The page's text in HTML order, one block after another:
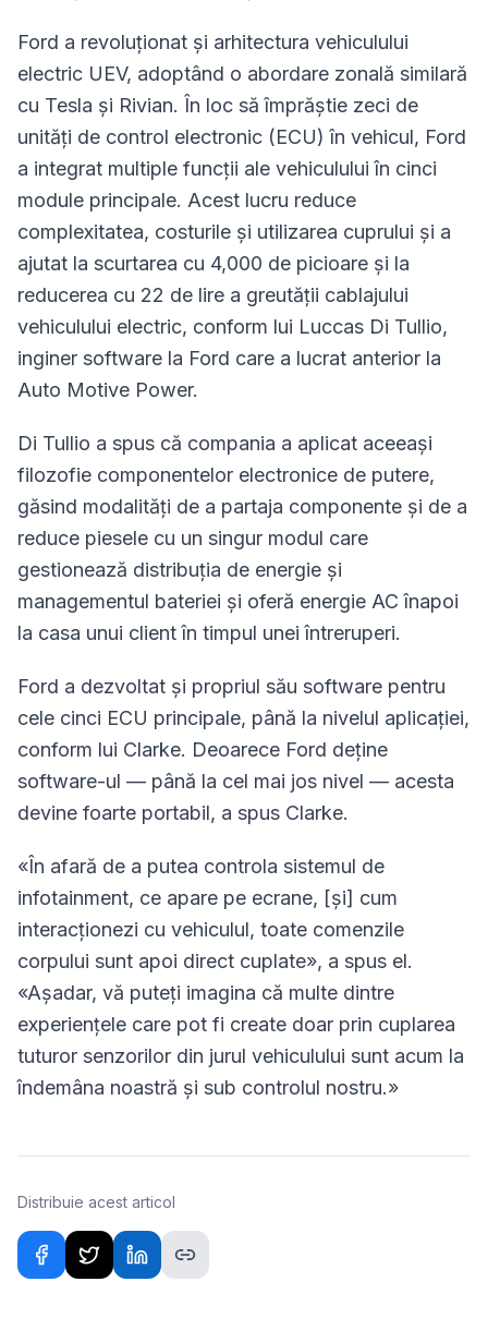
Ford a revoluționat și arhitectura vehiculului
electric UEV, adoptând o abordare zonală similară
cu Tesla și Rivian. În loc să împrăștie zeci de
unități de control electronic (ECU) în vehicul, Ford
a integrat multiple funcții ale vehiculului în cinci
module principale. Acest lucru reduce
complexitatea, costurile și utilizarea cuprului și a
ajutat la scurtarea cu 4,000 de picioare și la
reducerea cu 22 de lire a greutății cablajului
vehiculului electric, conform lui Luccas Di Tullio,
inginer software la Ford care a lucrat anterior la
Auto Motive Power.
Di Tullio a spus că compania a aplicat aceeași
filozofie componentelor electronice de putere,
găsind modalități de a partaja componente și de a
reduce piesele cu un singur modul care
gestionează distribuția de energie și
managementul bateriei și oferă energie AC înapoi
la casa unui client în timpul unei întreruperi.
Ford a dezvoltat și propriul său software pentru
cele cinci ECU principale, până la nivelul aplicației,
conform lui Clarke. Deoarece Ford deține
software-ul — până la cel mai jos nivel — acesta
devine foarte portabil, a spus Clarke.
«În afară de a putea controla sistemul de
infotainment, ce apare pe ecrane, [și] cum
interacționezi cu vehiculul, toate comenzile
corpului sunt apoi direct cuplate», a spus el.
«Așadar, vă puteți imagina că multe dintre
experiențele care pot fi create doar prin cuplarea
tuturor senzorilor din jurul vehiculului sunt acum la
îndemâna noastră și sub controlul nostru.»
Distribuie acest articol